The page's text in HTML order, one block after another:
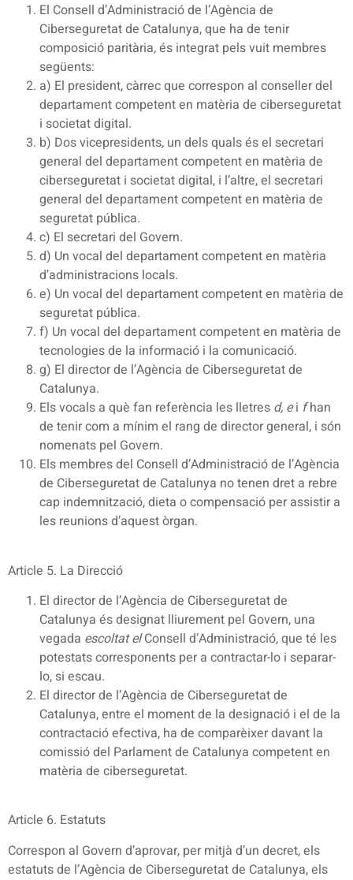
El Consell d’Administració de l’Agència de
Ciberseguretat de Catalunya, que ha de tenir
composició paritària,és integrat pels vuit membres
següents:
a) El president, càrrec que correspon al conseller del
departament competent en matèria de ciberseguretat
i societat digital.
b) Dos vicepresidents, un dels quals és el secretari
general del departament competent en matèria de
ciberseguretat i societat digital, i l’altre, el secretari
general del departament competent en matèria de
seguretat pública.
c) El secretari del Govern.
d) Un vocal del departament competent en matèria
d’administracions locals.
e) Un vocal del departament competent en matèria de
seguretat pública.
f) Un vocal del departament competent en matèria de
tecnologies de la informació i la comunicació.
g) El director de l’Agència de Ciberseguretat de
Catalunya.
Els vocals a què fan referència les lletres d, ei fhan
de tenir com a mínim el rang de director general, i són
nomenats pel Govern.
Els membres del Consell d’Administració de l’Agència
de Ciberseguretat de Catalunya no tenen dret a rebre
cap indemnització, dieta o compensació per assistir a
les reunions d’aquest òrgan.
Article 5. La Direcció
El director de l’Agència de Ciberseguretat de
Catalunya és designat lliurement pel Govern, una
vegada escoltat elConsell d’Administració, que té les
potestats corresponents per a contractar-lo i separar-
lo, si escau.
El director de l’Agència de Ciberseguretat de
Catalunya, entre el moment de la designació i el de la
contractació efectiva, ha de comparèixer davant la
comissió del Parlament de Catalunya competent en
matèria de ciberseguretat.
Article 6. Estatuts
Correspon al Govern d’aprovar, per mitjà d’un decret, els
estatuts de l’Agència de Ciberseguretat de Catalunya, els